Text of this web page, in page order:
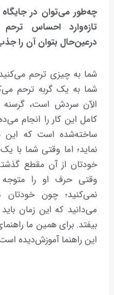
چه‌طور می‌توان در
تازه‌وارد احساس
درعین‌حال بتوان آن را
شما به چیزی ترحم
شما به یک گربه ترحم
الآن سردش است،
کامل این کار را انجام
ساخته‌شده است که این
نماید؛ اما وقتی شما با
خودتان از آن مقطع
وقتی حرف او را
نمی‌کنید؛ چون
می‌دانید که این زمان
بیفتد. برای همین ما
این راهنما آموزش‌دیده